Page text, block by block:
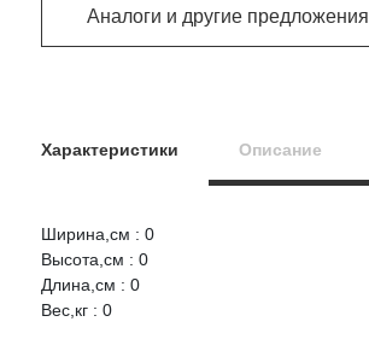
Аналоги и другие предложения
Характеристики Описание
Ширина,см : 0
Высота,см : 0
Длина,см : 0
Вес,кг : 0
Оцените товар:
Ваше имя